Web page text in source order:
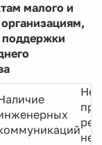
малого и